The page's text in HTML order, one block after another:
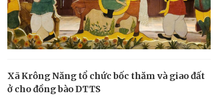
Xã Krông Năng tổ chức bốc thăm và giao đất
ở cho đồng bào DTTS